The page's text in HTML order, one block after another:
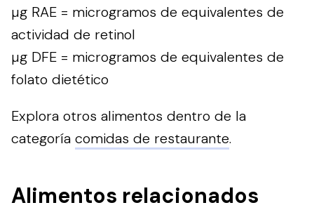
µg RAE = microgramos de equivalentes de
actividad de retinol
µg DFE = microgramos de equivalentes de
folato dietético
Explora otros alimentos dentro de la
categoría comidas de restaurante.
Alimentos relacionados